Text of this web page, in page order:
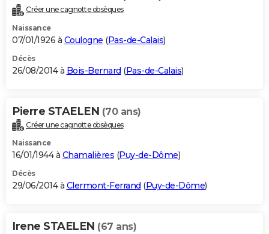
Créer une cagnotte obsèques
Naissance
07/01/1926 à Coulogne (Pas-de-Calais)
Décès
26/08/2014 à Bois-Bernard (Pas-de-Calais)
Pierre STAELEN (70 ans)
Créer une cagnotte obsèques
Naissance
16/01/1944 à Chamalières (Puy-de-Dôme)
Décès
29/06/2014 à Clermont-Ferrand (Puy-de-Dôme)
Irene STAELEN (67 ans)